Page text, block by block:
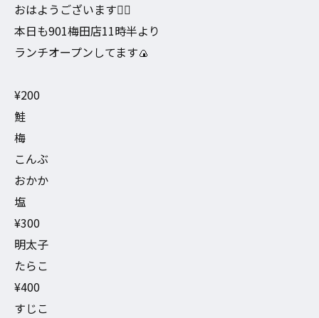
おはようございます🙇‍♀️
本日も901梅田店11時半より
ランチオープンしてます🍙
¥200
鮭
梅
こんぶ
おかか
塩
¥300
明太子
たらこ
¥400
すじこ